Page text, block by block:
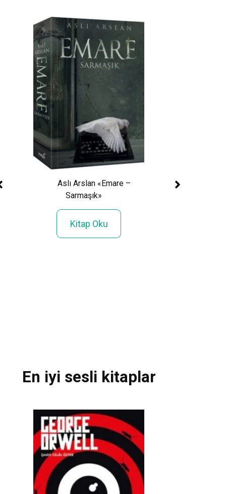
Aslı Arslan «Emare –
Sarmaşık»
Kitap Oku
En iyi sesli kitaplar